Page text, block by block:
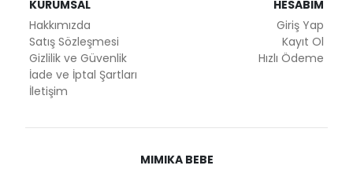
KURUMSAL
Hakkımızda
Satış Sözleşmesi
Gizlilik ve Güvenlik
İade ve İptal Şartları
İletişim
HESABIM
Giriş Yap
Kayıt Ol
Hızlı Ödeme
MIMIKA BEBE